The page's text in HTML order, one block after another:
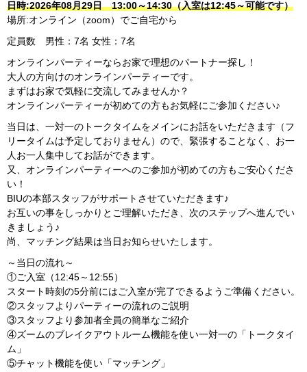
日時:2026年08月29日 13:00～14:30（入室は12:45～可能です）
場所:オンライン（zoom）でご自宅から
定員数 男性：7名 女性：7名
オンラインパーティーならお家で理想のパートナー探し！
大人の方向けのオンラインパーティーです。
まずはお家で気軽に交流してみませんか？
オンラインパーティーが初めての方もお気軽にご参加ください♪
当日は、一対一のトークタイムをメインにお話をいただきます（フ
リータイムは予定しておりません）ので、緊張することなく、お一
人お一人集中してお話ができます。
又、オンラインパーティーへのご参加が初めての方もご安心くださ
い！
BIUの本部スタッフがサポートさせていただきます♪
お互いの事をしっかりとご理解いただき、次のステップへ進んでい
きましょう♪
尚、マッチング結果は当日お知らせいたします。
～当日の流れ～
①ご入室（12:45～12:55）
スタート時刻の5分前にはご入室が完了できるようご準備ください。
②スタッフよりパーティーの流れのご説明
③スタッフより参加者全員の簡単なご紹介
④ズームのブレイクアウトルーム機能を使い一対一の「トークタイ
ム」
⑤チャット機能を使い「マッチング」